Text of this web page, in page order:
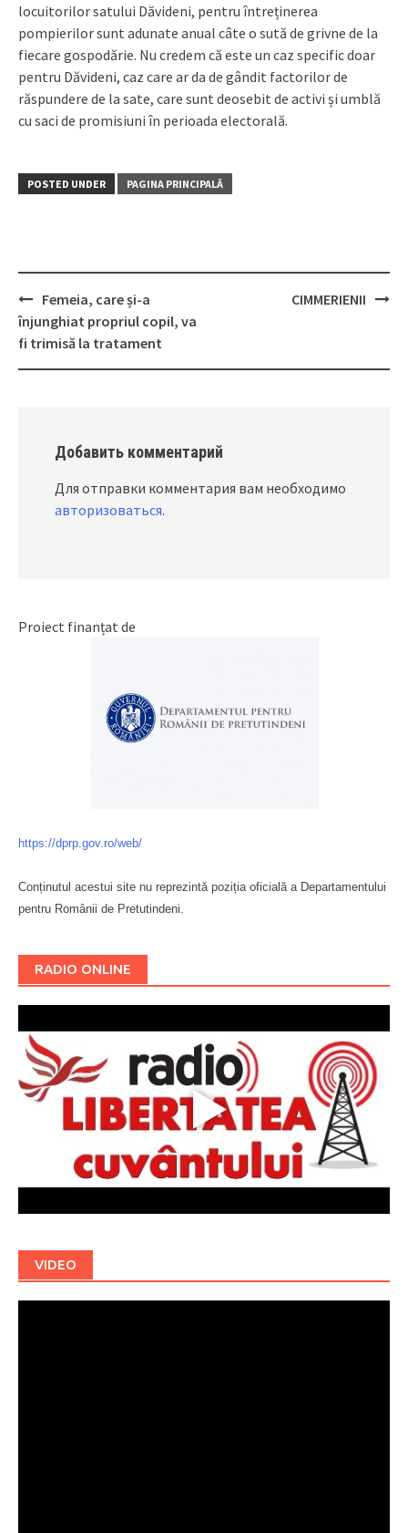
locuitorilor satului Dăvi­de­ni, pentru întreținerea
pompierilor sunt adunate anual câte o sută de grivne de la
fiecare gospodărie. Nu credem că este un caz specific doar
pentru Dăvideni, caz care ar da de gândit factorilor de
răspundere de la sate, care sunt deosebit de activi și umblă
cu saci de promisiuni în perioada electorală.
POSTED UNDER PAGINA PRINCIPALĂ
Post
navigation
Femeia, care și-a
înjunghiat propriul copil, va
fi trimisă la tratament
CIMMERIENII
Добавить комментарий
Для отправки комментария вам необходимо
авторизоваться.
Proiect finanțat de
https://dprp.gov.ro/web/
Conținutul acestui site nu reprezintă poziția oficială a Departamentului
pentru Românii de Pretutindeni.
RADIO ONLINE
VIDEO